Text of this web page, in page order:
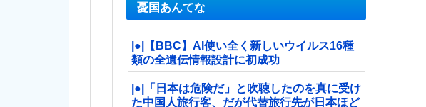
憂国あんてな
|●|【BBC】AI使い全く新しいウイルス16種
類の全遺伝情報設計に初成功
|●|「日本は危険だ」と吹聴したのを真に受け
た中国人旅行客、だが代替旅行先が日本ほど